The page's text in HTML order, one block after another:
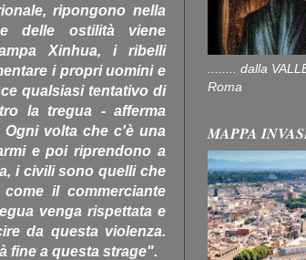
ripongono nella
delle ostilità viene
Xinhua, i ribelli
i propri uomini e
qualsiasi tentativo di
la tregua - afferma
volta che c'è una
e poi riprendono a
i civili sono quelli che
il commerciante
venga rispettata e
da questa violenza.
fine a questa strage".
........ dalla
Roma
MAPPA